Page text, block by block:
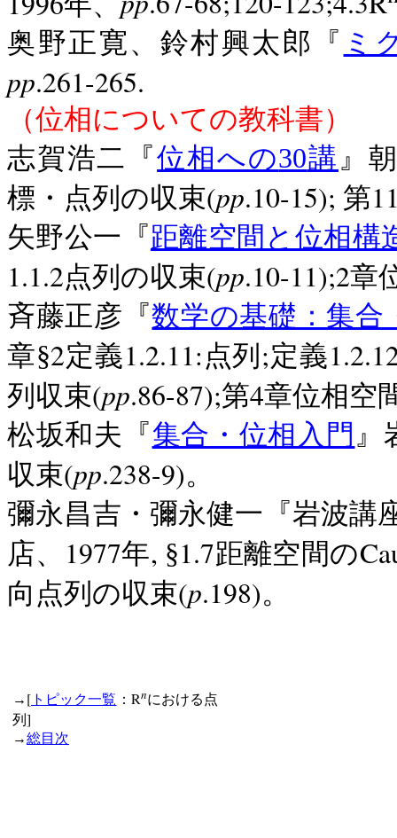
奥野正寛、鈴村興太郎『 ミ
pp.261-265.
（位相についての教科書）
志賀浩二『位相への30講』
標・点列の収束(pp.10-15); 第
矢野公一『距離空間と位相構
1.1.2点列の収束(pp.10-11);2章
斉藤正彦『数学の基礎：集合
章§2定義1.2.11: 点列 ;定義
列収束(pp.86-87);第4章位相空
松坂和夫『集合・位相入門 』
収束(pp.238-9)。
彌永昌吉・彌永健一『岩波
店、 1977年, §1.7距離空間の
向点列の収束(p.198)。
→ [ トピック一覧 ： Rnにおける点
列 ]
→総目次